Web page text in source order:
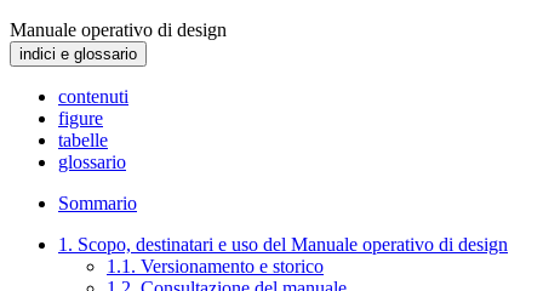
Manuale operativo di design
indici e glossario
contenuti
figure
tabelle
glossario
Sommario
1. Scopo, destinatari e uso del Manuale operativo di design
1.1. Versionamento e storico